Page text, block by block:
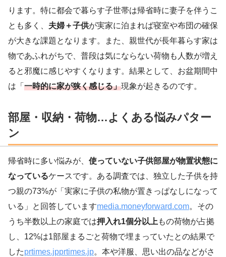
ります。特に都会で暮らす子世帯は帰省時に妻子を伴うこ
とも多く、 夫婦＋子供が実家に泊まれば寝室や布団の確保
が大きな課題となります。また、親世代が長年暮らす家は
物であふれがちで、普段は気にならない荷物も人数が増え
ると邪魔に感じやすくなります。結果として、お盆期間中
は「 一時的に家が狭く感じる」現象が起きるのです。
部屋・収納・荷物…よくある悩みパター
ン
帰省時に多い悩みが、 使っていない子供部屋が物置状態に
なっているケースです。ある調査では、独立した子供を持
つ親の73%が「実家に子供の私物が置きっぱなしになって
いる」と回答していますmedia.moneyforward.com。その
うち半数以上の家庭では押入れ1個分以上 もの荷物が占拠
し、12%は1部屋まるごと荷物で埋まっていたとの結果で
したprtimes.jpprtimes.jp。本や洋服、思い出の品などがさ